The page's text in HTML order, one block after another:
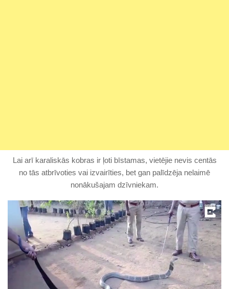
Lai arī karaliskās kobras ir ļoti bīstamas, vietējie nevis centās
no tās atbrīvoties vai izvairīties, bet gan palīdzēja nelaimē
nonākušajam dzīvniekam.